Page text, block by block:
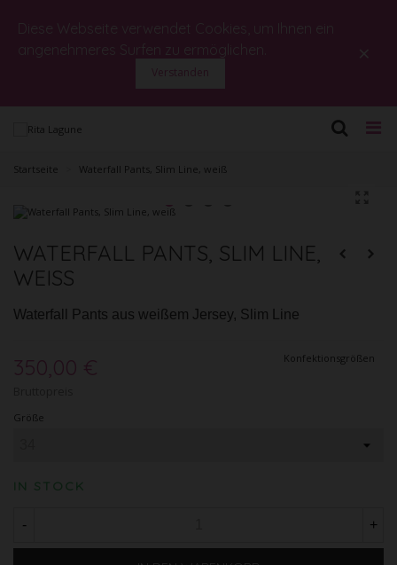
Diese Webseite verwendet Cookies, um Ihnen ein
angenehmeres Surfen zu ermöglichen.
Verstanden
×
Startseite Waterfall Pants, Slim Line, weiß
WATERFALL PANTS, SLIM LINE,
WEISS
Waterfall Pants aus weißem Jersey, Slim Line
350,00 € Konfektionsgrößen
Größe
IN STOCK
- +